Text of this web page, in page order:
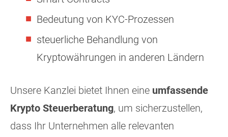
Bedeutung von KYC-Prozessen
steuerliche Behandlung von
Kryptowährungen in anderen Ländern
Unsere Kanzlei bietet Ihnen eine umfassende
Krypto Steuerberatung, um sicherzustellen,
dass Ihr Unternehmen alle relevanten